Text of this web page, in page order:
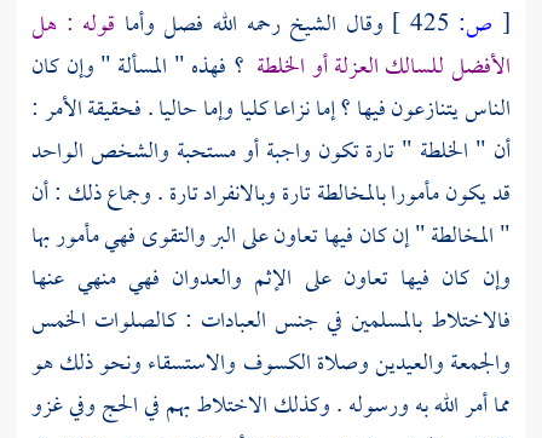
[ ص: وقال الشيخ رحمه الله فصل وأما قوله : هل
الأفضل للسالك العزلة أو الخلطة ؟ فهذه " المسألة " وإن كان
الناس يتنازعون فيها ؟ إما نزاعا كليا وإما حاليا . فحقيقة الأمر :
أن " الخلطة " تارة تكون واجبة أو مستحبة والشخص الواحد
قد يكون مأمورا بالمخالطة تارة وبالانفراد تارة . وجماع ذلك : أن
" المخالطة " إن كان فيها تعاون على البر والتقوى فهي مأمور بها
وإن كان فيها تعاون على الإثم والعدوان فهي منهي عنها
فالاختلاط بالمسلمين في جنس العبادات : كالصلوات الخمس
والجمعة والعيدين وصلاة الكسوف والاستسقاء ونحو ذلك هو
مما أمر الله به ورسوله . وكذلك الاختلاط بهم في الحج وفي غزو